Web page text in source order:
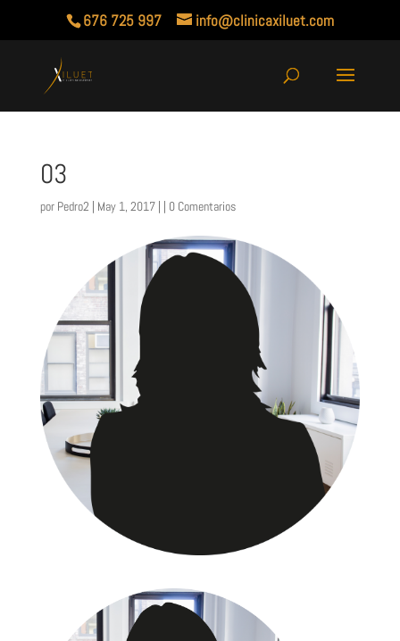
676 725 997 info@clinicaxiluet.com
03
por Pedro2 | May 1, 2017 | | 0 Comentarios